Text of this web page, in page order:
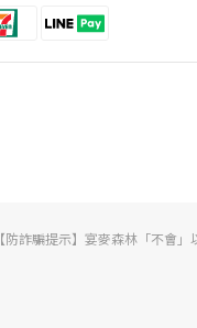
【防詐騙提示】宴麥森林「不會